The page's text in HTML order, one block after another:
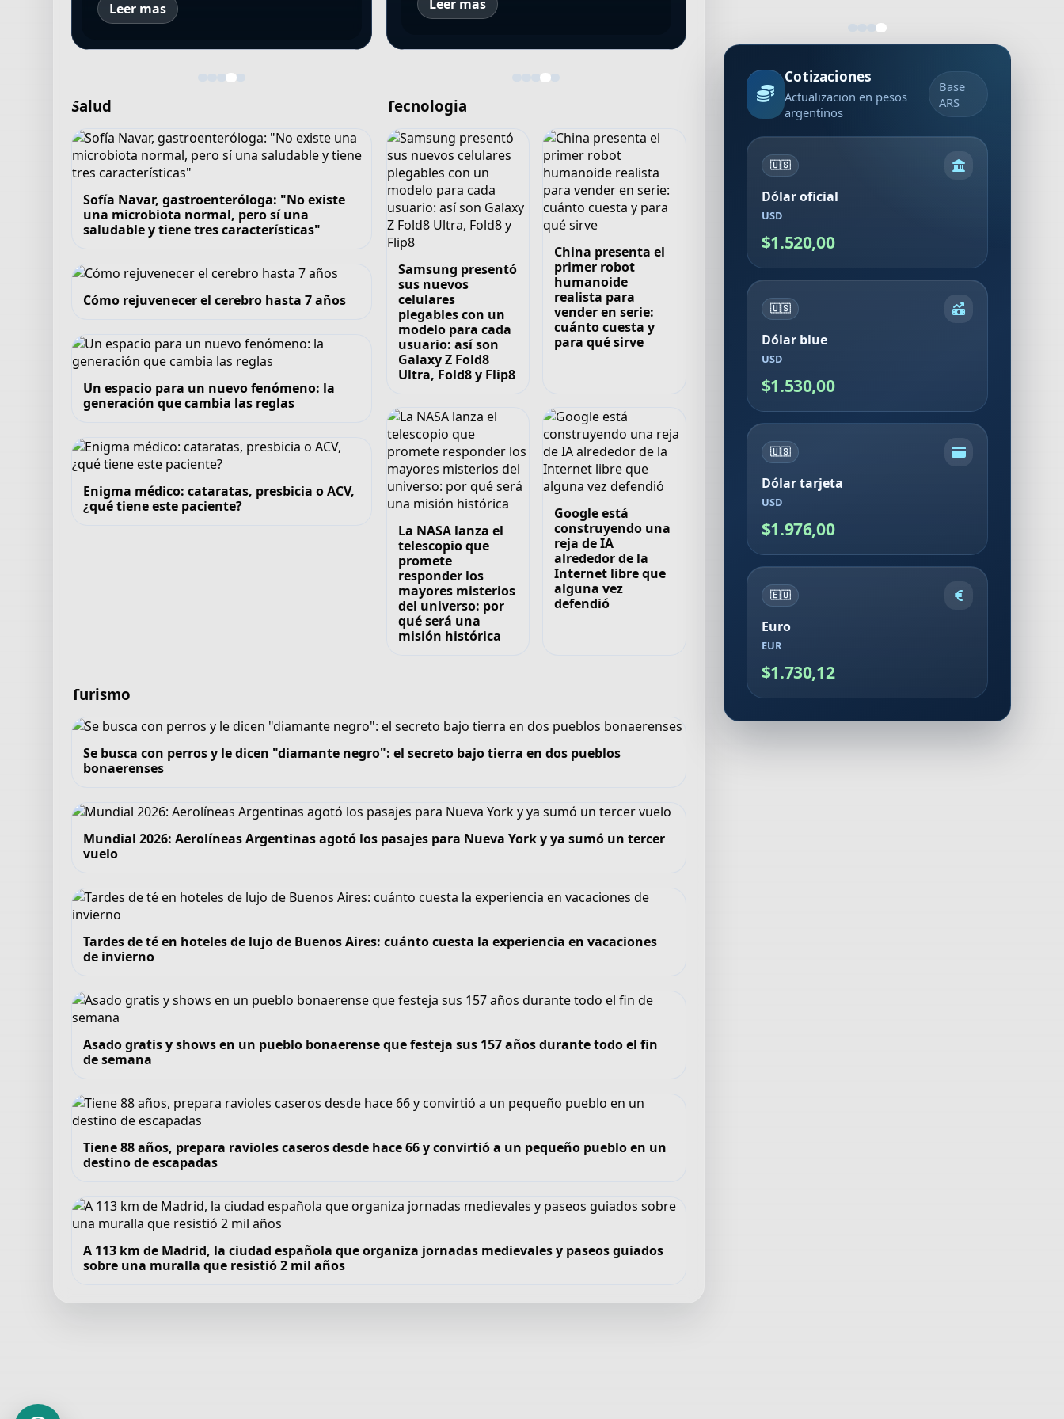
Leer mas Leer mas
Salud
Sofía Navar, gastroenteróloga: "No existe
una microbiota normal, pero sí una
saludable y tiene tres características"
Cómo rejuvenecer el cerebro hasta 7 años
Un espacio para un nuevo fenómeno: la
generación que cambia las reglas
Enigma médico: cataratas, presbicia o ACV,
¿qué tiene este paciente?
Tecnologia
Samsung presentó
sus nuevos
celulares
plegables con un
modelo para cada
usuario: así son
Galaxy Z Fold8
Ultra, Fold8 y Flip8
China presenta el
primer robot
humanoide
realista para
vender en serie:
cuánto cuesta y
para qué sirve
La NASA lanza el
telescopio que
promete
responder los
mayores misterios
del universo: por
qué será una
misión histórica
Google está
construyendo una
reja de IA
alrededor de la
Internet libre que
alguna vez
defendió
Turismo
Se busca con perros y le dicen "diamante negro": el secreto bajo tierra en dos pueblos
bonaerenses
Mundial 2026: Aerolíneas Argentinas agotó los pasajes para Nueva York y ya sumó un tercer
vuelo
Tardes de té en hoteles de lujo de Buenos Aires: cuánto cuesta la experiencia en vacaciones
de invierno
Asado gratis y shows en un pueblo bonaerense que festeja sus 157 años durante todo el fin
de semana
Tiene 88 años, prepara ravioles caseros desde hace 66 y convirtió a un pequeño pueblo en un
destino de escapadas
A 113 km de Madrid, la ciudad española que organiza jornadas medievales y paseos guiados
sobre una muralla que resistió 2 mil años
Cotizaciones
Actualizacion en pesos
argentinos
Base
ARS
🇺🇸
Dólar oficial
USD
$1.520,00
🇺🇸
Dólar blue
USD
$1.530,00
🇺🇸
Dólar tarjeta
USD
$1.976,00
🇪🇺
Euro
EUR
$1.730,12